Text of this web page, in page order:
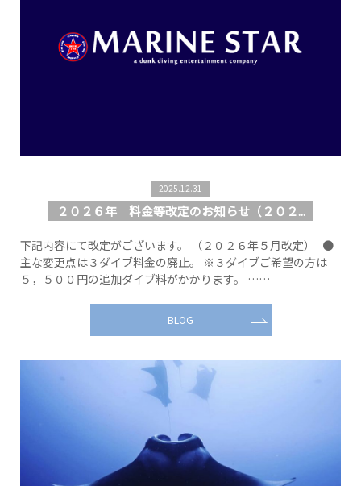
2025.12.31
２０２６年 料金等改定のお知らせ（２０２...
下記内容にて改定がございます。 （２０２６年５月改定） ●
主な変更点は３ダイブ料金の廃止。 ※３ダイブご希望の方は
５，５００円の追加ダイブ料がかかります。 ……
BLOG